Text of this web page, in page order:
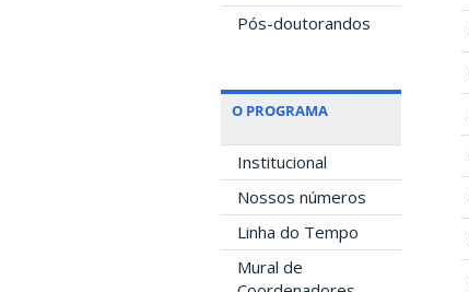
Pós-doutorandos
O PROGRAMA
Institucional
Nossos números
Linha do Tempo
Mural de